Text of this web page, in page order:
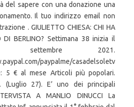
del sapere con una donazione una
Il tuo indirizzo email non
. GIULIETTO CHIESA: CHI HA
DI BERLINO? Settimana 38 inizia il
2021.
paypalme/casadelsoletv
5 € al mese Articoli più popolari.
(Luglio 27). E’ uno dei principali
A MANLIO DINUCCI La